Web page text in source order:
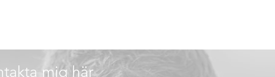
mig här